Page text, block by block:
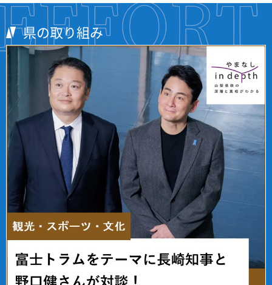
県の取り組み